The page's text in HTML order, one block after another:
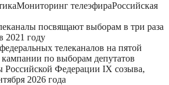
Мониторинг телеэфираРоссийская
посвящают выборам в три раза
2021 году
телеканалов на пятой
кампании по выборам депутатов
Российской Федерации IX созыва,
2026 года